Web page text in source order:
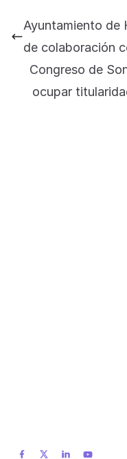
Ayuntamiento de
de colaboración
Congreso de
ocupar
Universidad
presente en la
de Sonora Dr.
importantes
para la